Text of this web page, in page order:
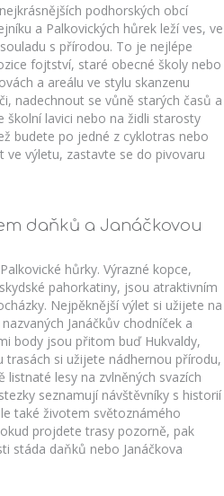
podhorských obcí
a Palkovických hůrek leží ves, ve
s přírodou. To je nejlépe
fojtství, staré obecné školy nebo
a areálu ve stylu skanzenu
nadechnout se vůně starých časů a
školní lavici nebo na židli starosty
budete po jedné z cyklotras nebo
ve výletu, zastavte se do pivovaru
daňků a Janáčkovou
hůrky. Výrazné kopce,
pahorkatiny, jsou atraktivním
Nejpěknější výlet si užijete na
Janáčkův chodníček a
body jsou přitom buď Hukvaldy,
trasách si užijete nádhernou přírodu,
lesy na zvlněných svazích
seznamují návštěvníky s historií
také životem světoznámého
projdete trasy pozorně, pak
stáda daňků nebo Janáčkova